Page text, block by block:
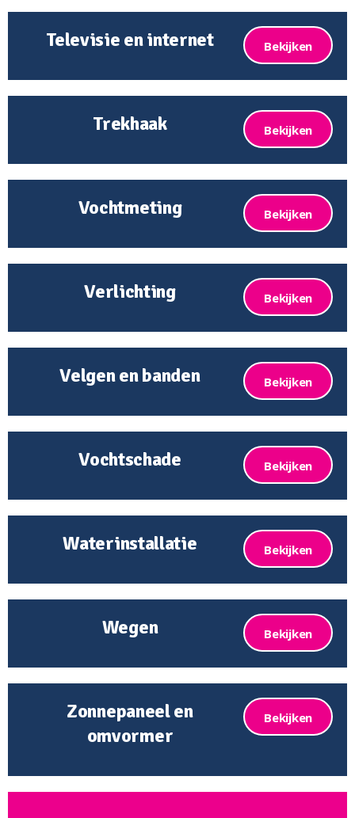
Televisie en internet Bekijken
Trekhaak Bekijken
Vochtmeting Bekijken
Verlichting Bekijken
Velgen en banden Bekijken
Vochtschade Bekijken
Waterinstallatie Bekijken
Wegen Bekijken
Zonnepaneel en
omvormer
Bekijken